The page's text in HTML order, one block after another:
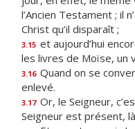
l’Ancien Testament ; il
Christ qu’il disparaît ;
3.15 et aujourd’hui
les livres de Moïse, un
3.16 Quand on se
enlevé.
3.17 Or, le Seigneur,
Seigneur est présent,